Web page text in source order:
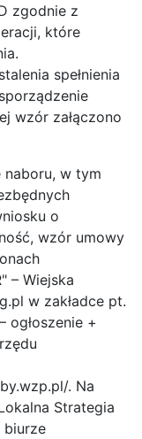
zgodnie z
które
spełnienia
wzór załączono
naboru, w tym
o
wzór umowy
– Wiejska
w zakładce pt.
ogłoszenie +
. Na
Strategia
biurze